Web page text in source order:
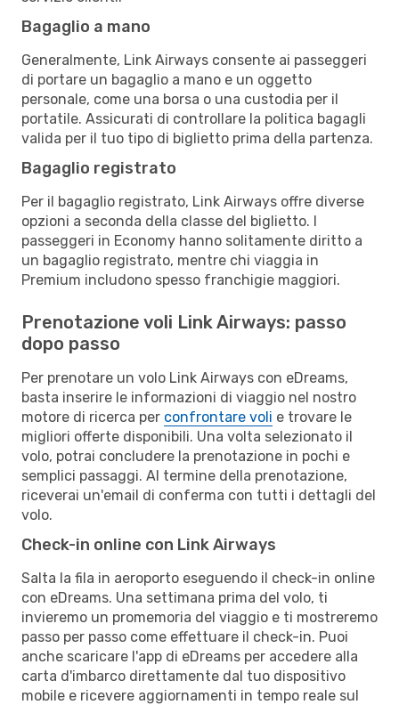
Bagaglio a mano
Generalmente, Link Airways consente ai passeggeri
di portare un bagaglio a mano e un oggetto
personale, come una borsa o una custodia per il
portatile. Assicurati di controllare la politica bagagli
valida per il tuo tipo di biglietto prima della partenza.
Bagaglio registrato
Per il bagaglio registrato, Link Airways offre diverse
opzioni a seconda della classe del biglietto. I
passeggeri in Economy hanno solitamente diritto a
un bagaglio registrato, mentre chi viaggia in
Premium includono spesso franchigie maggiori.
Prenotazione voli Link Airways: passo
dopo passo
Per prenotare un volo Link Airways con eDreams,
basta inserire le informazioni di viaggio nel nostro
motore di ricerca per confrontare voli e trovare le
migliori offerte disponibili. Una volta selezionato il
volo, potrai concludere la prenotazione in pochi e
semplici passaggi. Al termine della prenotazione,
riceverai un'email di conferma con tutti i dettagli del
volo.
Check-in online con Link Airways
Salta la fila in aeroporto eseguendo il check-in online
con eDreams. Una settimana prima del volo, ti
invieremo un promemoria del viaggio e ti mostreremo
passo per passo come effettuare il check-in. Puoi
anche scaricare l'app di eDreams per accedere alla
carta d'imbarco direttamente dal tuo dispositivo
mobile e ricevere aggiornamenti in tempo reale sul